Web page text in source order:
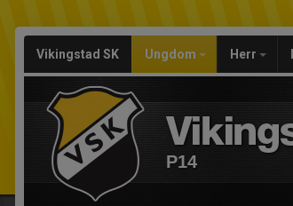
Vikingstad SK Ungdom Herr
P14